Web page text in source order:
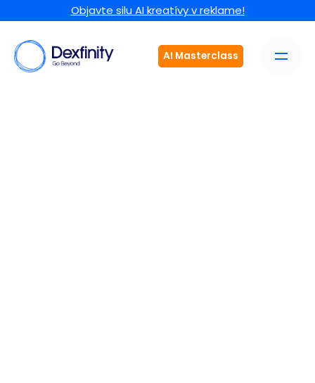
Objavte silu AI kreatívy v reklame!
AI Masterclass